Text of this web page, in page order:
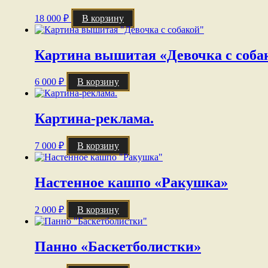
18 000 ₽ В корзину
Картина вышитая «Девочка с
6 000 ₽ В корзину
Картина-реклама.
7 000 ₽ В корзину
Настенное кашпо «Ракушка»
2 000 ₽ В корзину
Панно «Баскетболистки»